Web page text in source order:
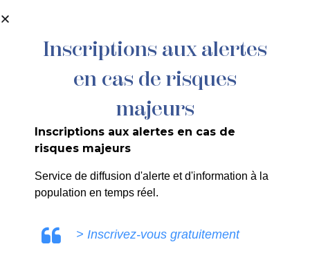
principal
225/26 – DÉSIGNATION DE
SUPPLÉANTS AUX COMMISSIONS
D’ACCESSIBILITÉ
Inscriptions aux alertes
en cas de risques
majeurs
Inscriptions aux alertes en cas de
risques majeurs
Service de diffusion d'alerte et d'information à la
population en temps réel.
> Inscrivez-vous gratuitement